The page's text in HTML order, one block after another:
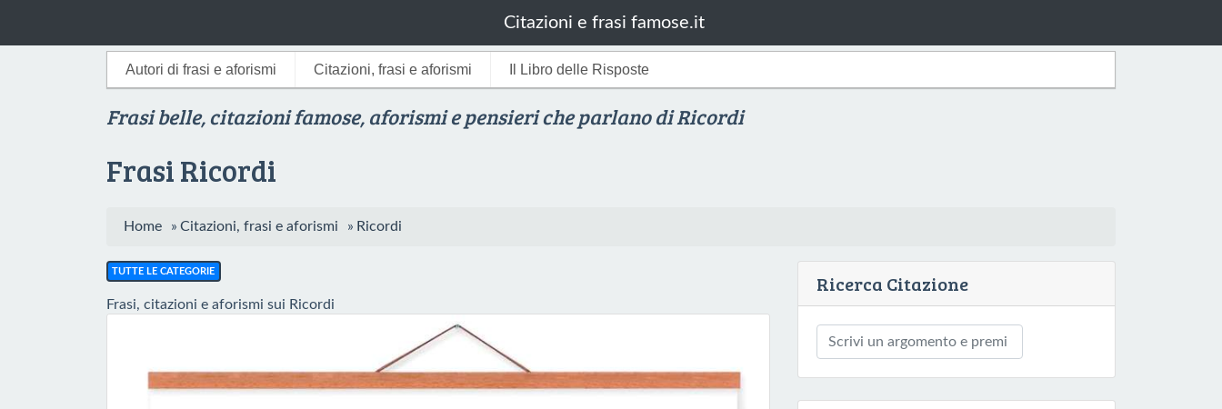
Autori di frasi e aforismi Citazioni, frasi e aforismi Il Libro delle Risposte
Citazioni e frasi famose.it
Frasi belle, citazioni famose, aforismi e pensieri che parlano di Ricordi
Frasi Ricordi
Home » Citazioni, frasi e aforismi » Ricordi
TUTTE LE CATEGORIE
Frasi, citazioni e aforismi sui Ricordi
Ricerca Citazione